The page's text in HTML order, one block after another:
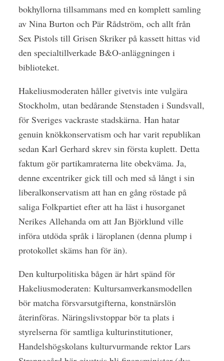
bokhyllorna tillsammans med en komplett samling
av Nina Burton och Pär Rådström, och allt från
Sex Pistols till Grisen Skriker på kassett hittas vid
den specialtillverkade B&O-anläggningen i
biblioteket.
Hakeliusmoderaten håller givetvis inte vulgära
Stockholm, utan bedårande Stenstaden i Sundsvall,
för Sveriges vackraste stadskärna. Han hatar
genuin knökkonservatism och har varit republikan
sedan Karl Gerhard skrev sin första kuplett. Detta
faktum gör partikamraterna lite obekväma. Ja,
denne excentriker gick till och med så långt i sin
liberalkonservatism att han en gång röstade på
saliga Folkpartiet efter att ha läst i husorganet
Nerikes Allehanda om att Jan Björklund ville
införa utdöda språk i läroplanen (denna plump i
protokollet skäms han för än).
Den kulturpolitiska bågen är hårt spänd för
Hakeliusmoderaten: Kultursamverkansmodellen
bör matcha försvarsutgifterna, konstnärslön
återinföras. Näringslivstoppar bör ta plats i
styrelserna för samtliga kulturinstitutioner,
Handelshögskolans kulturvurmande rektor Lars